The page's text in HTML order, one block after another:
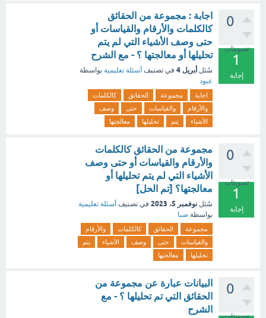
0
تصويتات
1
إجابة
اجابة : مجموعة من الحقائق
كالكلمات والأرقام والقياسات أو
حتى وصف الأشياء التي لم يتم
تحليلها أو معالجتها ؟ - مع الشرح
سُئل أبريل 4 في تصنيف أسئلة تعليمية بواسطة
عبود
اجابة مجموعة الحقائق
كالكلمات
والأرقام
والقياسات حتى
وصف
الأشياء
يتم تحليلها معالجتها
0
تصويتات
1
إجابة
مجموعة من الحقائق كالكلمات
والأرقام والقياسات أو حتى وصف
الأشياء التي لم يتم تحليلها أو
معالجتها؟ [تم الحل]
سُئل نوفمبر 5، 2023 في تصنيف أسئلة تعليمية
بواسطة صبا
مجموعة الحقائق كالكلمات
والأرقام
والقياسات
حتى وصف الأشياء
يتم
تحليلها
معالجتها
0
تصويتات
البيانات عبارة عن مجموعة من
الحقائق التي تم تحليلها ؟ - مع
الشرح